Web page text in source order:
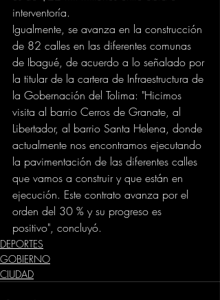
interventoría.
Igualmente, se avanza en la construcción
de 82 calles en las diferentes comunas
de Ibagué, de acuerdo a lo señalado por
la titular de la cartera de Infraestructura de
la Gobernación del Tolima: "Hicimos
visita al barrio Cerros de Granate, al
Libertador, al barrio Santa Helena, donde
actualmente nos encontramos ejecutando
la pavimentación de las diferentes calles
que vamos a construir y que están en
ejecución. Este contrato avanza por el
orden del 30 % y su progreso es
positivo", concluyó.
DEPORTES
GOBIERNO
CIUDAD